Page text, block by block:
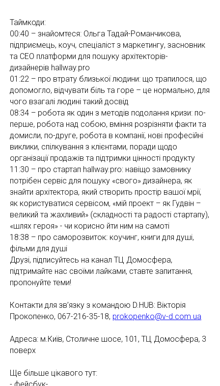
Таймкоди:
00:40 – знайомтеся: Ольга Тадай-Романчикова,
підприємець, коуч, спеціаліст з маркетингу, засновник
та СЕО платформи для пошуку архітекторів-
дизайнерів hallway.pro
01:22 – про втрату близької людини: що трапилося, що
допомогло, відчувати біль та горе – це нормально, для
чого взагалі людині такий досвід
08:34 – робота як один з методів подолання кризи: по-
перше, робота над собою, вміння розрізняти факти та
домисли, по-друге, робота в компанії, нові професійні
виклики, спілкування з клієнтами, поради щодо
організації продажів та підтримки цінності продукту
11:30 – про стартап hallway.pro: навіщо замовнику
потрібен сервіс для пошуку «свого» дизайнера, як
знайти архітектора, який створить простір вашої мрії,
як користуватися сервісом, «мій проект – як Гудвін –
великий та жахливий» (складності та радості стартапу),
«шлях героя» - чи корисно йти ним на самоті
18:38 – про саморозвиток: коучинг, книги для душі,
фільми для душі
Друзі, підписуйтесь на канал ТЦ Домосфера,
підтримайте нас своїми лайками, ставте запитання,
пропонуйте теми!
Контакти для зв’язку з командою D.HUB: Вікторія
Прокопенко, 067-216-35-18, prokopenko@v-d.com.ua
Адреса: м.Київ, Столичне шосе, 101, ТЦ Домосфера, 3
поверх
Ще більше цікавого тут:
- фейсбук-